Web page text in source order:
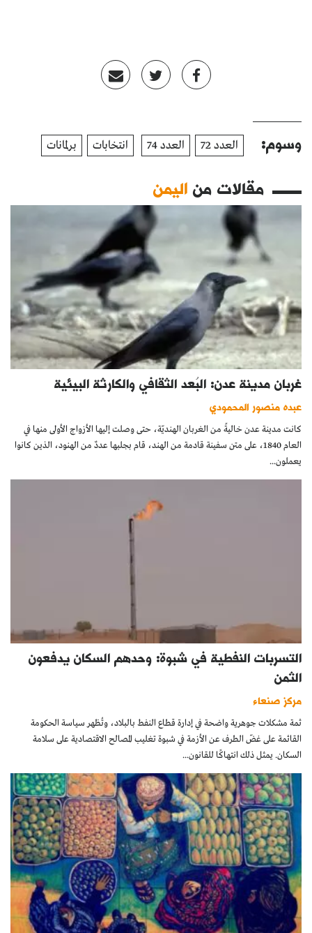
وسوم: العدد 72 العدد 74 انتخابات برلمانات
مقالات مناليمن
غربان مدينة عدن: البُعد الثقافي والكارثة البيئية
عبده منصور المحمودي
كانت مدينة عدن خاليةً من الغربان الهنديّة، حتى وصلت إليها الأزواج الأولى منها في
العام 1840، على متن سفينة قادمة من الهند، قام بجلبها عددٌ من الهنود، الذين كانوا
يعملون...
التسربات النفطية في شبوة: وحدهم السكان يدفعون
الثمن
مركز صنعاء
ثمة مشكلات جوهرية واضحة في إدارة قطاع النفط بالبلاد، وتُظهر سياسة الحكومة
القائمة على غضّ الطرف عن الأزمة في شبوة تغليب المصالح الاقتصادية على سلامة
السكان. يمثل ذلك انتهاكًا للقانون...